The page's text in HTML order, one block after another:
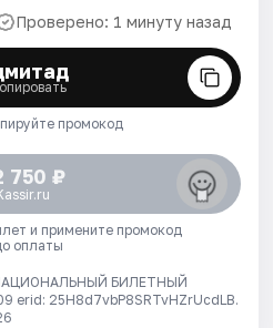
Проверено: 1 минуту назад
промокод
750 ₽
и примените промокод
оплаты
БИЛЕТНЫЙ
erid: 25H8d7vbP8SRTvHZrUcdLB.